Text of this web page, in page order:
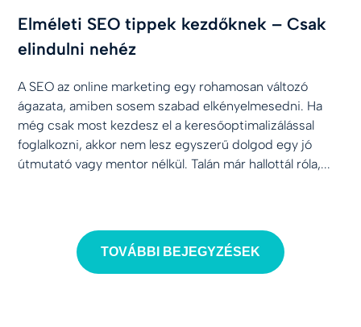
Elméleti SEO tippek kezdőknek – Csak
elindulni nehéz
A SEO az online marketing egy rohamosan változó
ágazata, amiben sosem szabad elkényelmesedni. Ha
még csak most kezdesz el a keresőoptimalizálással
foglalkozni, akkor nem lesz egyszerű dolgod egy jó
útmutató vagy mentor nélkül. Talán már hallottál róla,...
TOVÁBBI BEJEGYZÉSEK